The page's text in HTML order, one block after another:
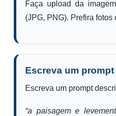
Faça upload da
(JPG, PNG). Prefira fotos
Escreva um
Escreva um prompt
“a paisagem e